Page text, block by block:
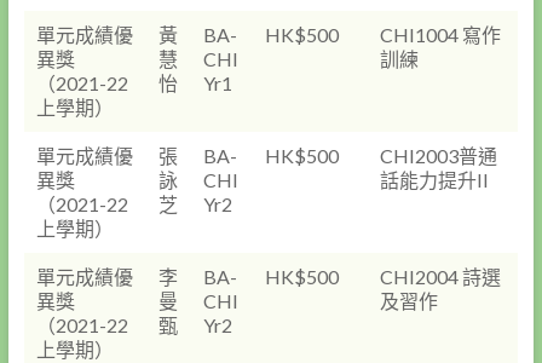
單元成績優
異獎
（2021-22
上學期）
黃
慧
怡
BA-
CHI
Yr1
HK$500
CHI1004 寫作
訓練
單元成績優
異獎
（2021-22
上學期）
張
詠
芝
BA-
CHI
Yr2
HK$500
CHI2003普通
話能力提升II
單元成績優
異獎
（2021-22
上學期）
李
曼
甄
BA-
CHI
Yr2
HK$500
CHI2004 詩選
及習作